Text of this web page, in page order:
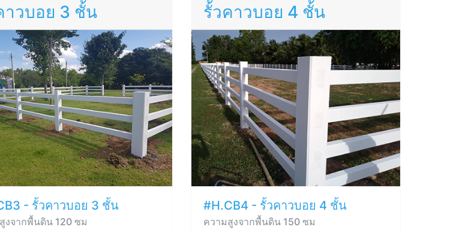
าวบอย 3 ชั้น
- รั้วคาวบอย 3 ชั้น
งจากพื้นดิน 120 ซม
รั้วคาวบอย 4 ชั้น
#H.CB4 - รั้วคาวบอย 4 ชั้น
ความสูงจากพื้นดิน 150 ซม